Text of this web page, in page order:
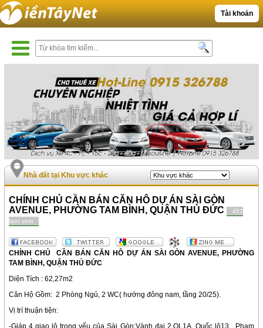
Tài khoản
Nhà đất tại Khu vực khác
CHÍNH CHỦ CẦN BÁN CĂN HÔ DỰ ÁN SÀI GÒN
AVENUE, PHƯỜNG TAM BÌNH, QUẬN THỦ ĐỨC
457
lượt xem
CHÍNH CHỦ CẦN BÁN CĂN HÔ DỰ ÁN SÀI GÒN AVENUE, PHƯỜNG
TAM BÌNH, QUẬN THỦ ĐỨC
Diện Tích : 62,27m2
Căn Hộ Gồm: 2 Phòng Ngủ, 2 WC( hướng đông nam, tầng 20/25).
Vị trí thuận tiện: